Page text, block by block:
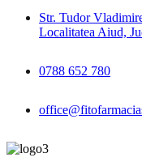
Str. Tudor
Localitatea Aiud,
0788 652 780